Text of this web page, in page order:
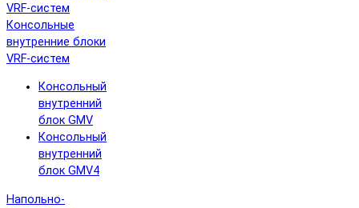
VRF-систем
Консольные
внутренние блоки
VRF-систем
Консольный
внутренний
блок GMV
Консольный
внутренний
блок GMV4
Напольно-